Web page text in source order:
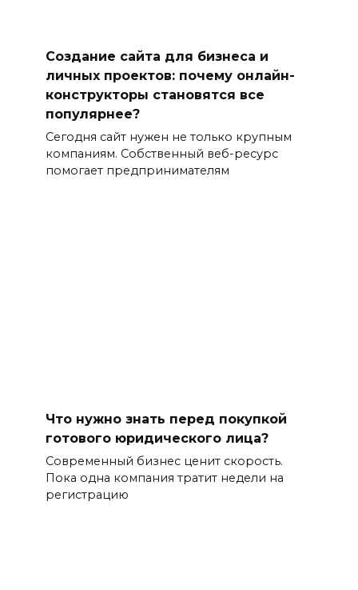
Создание сайта для бизнеса и
личных проектов: почему онлайн-
конструкторы становятся все
популярнее?
Сегодня сайт нужен не только крупным
компаниям. Собственный веб-ресурс
помогает предпринимателям
Что нужно знать перед покупкой
готового юридического лица?
Современный бизнес ценит скорость.
Пока одна компания тратит недели на
регистрацию